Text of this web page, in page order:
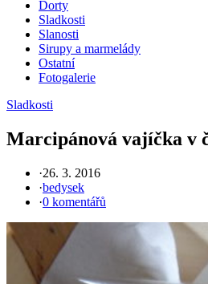
Dorty
Sladkosti
Slanosti
Sirupy a marmelády
Ostatní
Fotogalerie
Sladkosti
Marcipánová vajíčka v
·26. 3. 2016
·bedysek
·0 komentářů